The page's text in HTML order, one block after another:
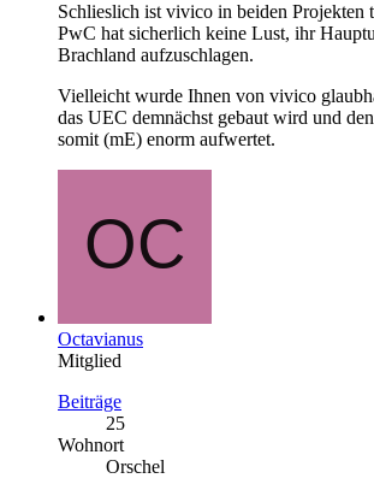
Schlieslich ist vivico in beiden Projekten
PwC hat sicherlich keine Lust, ihr
Brachland aufzuschlagen.
Vielleicht wurde Ihnen von vivico
das UEC demnächst gebaut wird und
somit (mE) enorm aufwertet.
Octavianus
Mitglied
Beiträge
25
Wohnort
Orschel